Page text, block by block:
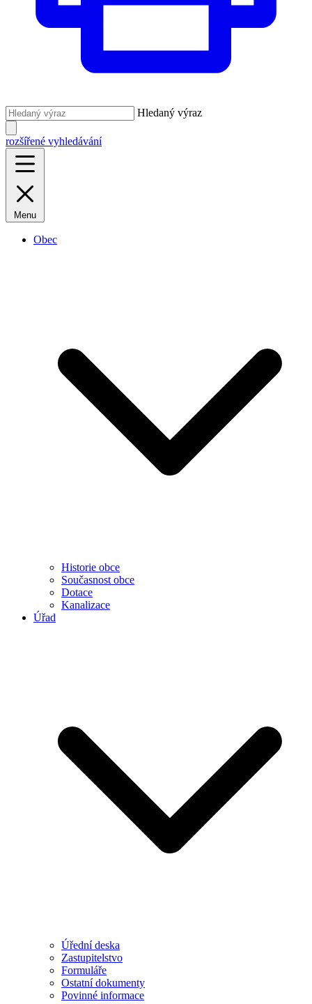
Hledaný výraz
rozšířené vyhledávání
Menu
Obec
Historie obce
Současnost obce
Dotace
Kanalizace
Úřad
Úřední deska
Zastupitelstvo
Formuláře
Ostatní dokumenty
Povinné informace